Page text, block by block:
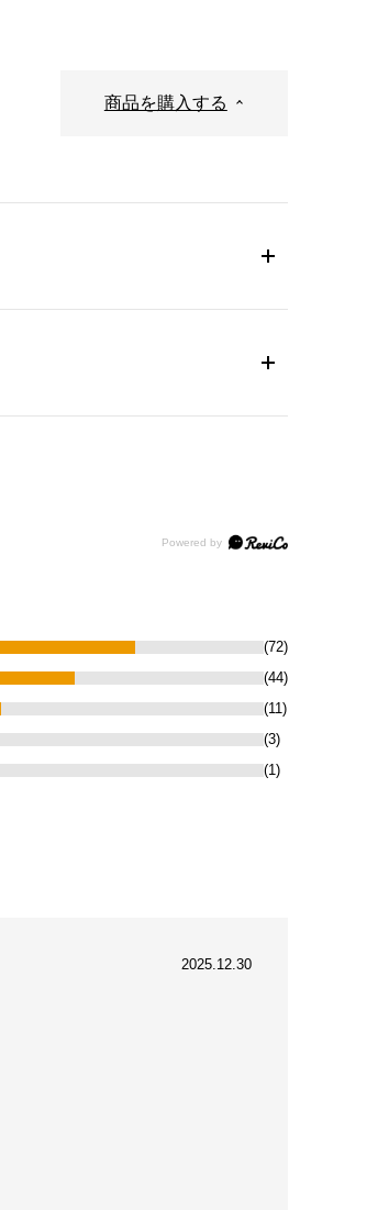
商品を購入する
(72)
(44)
(11)
(3)
(1)
2025.12.30